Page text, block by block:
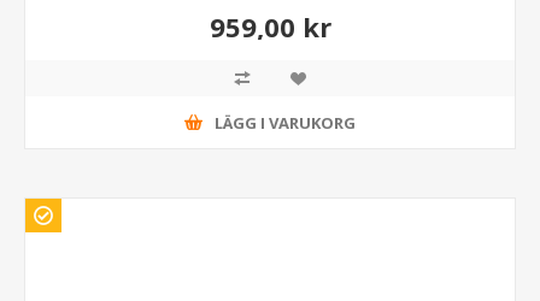
959,00 kr
LÄGG I VARUKORG